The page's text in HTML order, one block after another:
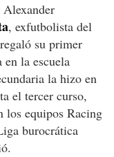
, exfutbolista del
su primer
la escuela
la hizo en
el tercer curso,
equipos Racing
burocrática